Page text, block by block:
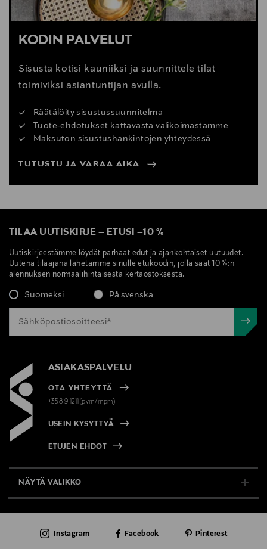
KODIN PALVELUT
Sisusta kotisi kauniiksi ja suunnittele tilat
toimiviksi asiantuntijan avulla.
Räätälöity sisustussuunnitelma
Tuote-ehdotukset kattavasta valikoimastamme
Maksuton sisustushankintojen yhteydessä
TUTUSTU JA VARAA AIKA
TILAA UUTISKIRJE – ETUSI –10 %
Uutiskirjeestämme löydät parhaat edut ja ajankohtaiset uutuudet.
Uutena tilaajana lähetämme sinulle etukoodin, jolla saat 10 %:n
alennuksen normaalihintaisesta kertaostoksesta.
Suomeksi På svenska
ASIAKASPALVELU
OTA YHTEYTTÄ
+358 9 1211(pvm/mpm)
USEIN KYSYTTYÄ
ETUJEN EHDOT
NÄYTÄ VALIKKO
AJANKOHTAISTA
Instagram Facebook Pinterest